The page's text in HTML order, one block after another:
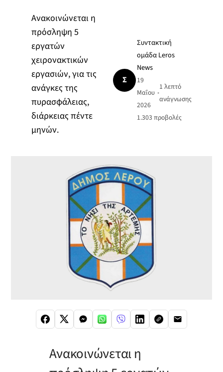
Ανακοινώνεται η
πρόσληψη 5
εργατών
χειρονακτικών
εργασιών, για τις
ανάγκες της
πυρασφάλειας,
διάρκειας πέντε
μηνών.
Σ
Συντακτική
ομάδα Leros
News
19
Μαΐου
2026
•
1 λεπτό
ανάγνωσης
1.303 προβολές
Ανακοινώνεται η